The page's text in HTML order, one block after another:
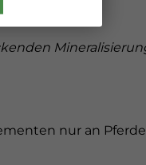
nur an Pferde